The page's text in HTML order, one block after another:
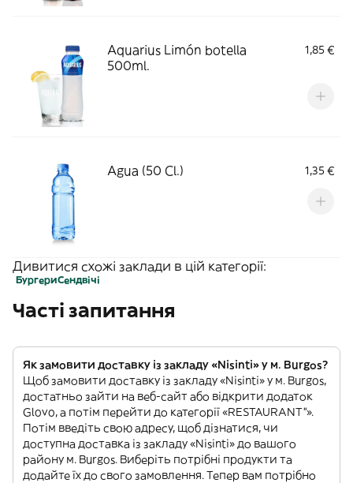
Aquarius Limón botella
500ml.
1,85 €
Agua (50 Cl.) 1,35 €
Дивитися схожі заклади в цій категорії:
БургериСендвічі
Часті запитання
Як замовити доставку із закладу «Nisinti» у м. Burgos?
Щоб замовити доставку із закладу «Nisinti» у м. Burgos,
достатньо зайти на веб-сайт або відкрити додаток
Glovo, а потім перейти до категорії «RESTAURANT”».
Потім введіть свою адресу, щоб дізнатися, чи
доступна доставка із закладу «Nisinti» до вашого
району м. Burgos. Виберіть потрібні продукти та
додайте їх до свого замовлення. Тепер вам потрібно